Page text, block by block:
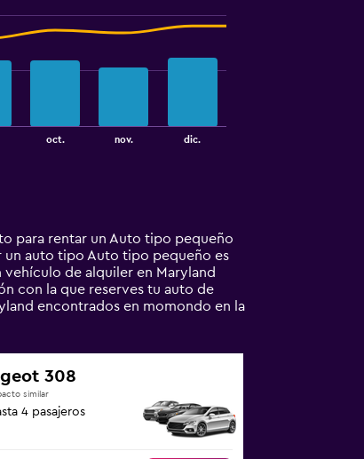
oct. nov. dic.
para rentar un Auto tipo pequeño
un auto tipo Auto tipo pequeño es
de alquiler en Maryland
con la que reserves tu auto de
encontrados en momondo en la
308
similar
4 pasajeros